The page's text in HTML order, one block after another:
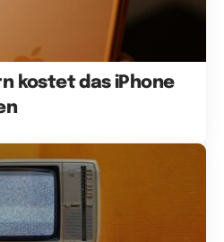
kostet das iPhone